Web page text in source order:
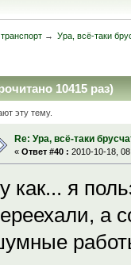
→ Ура, всё-таки
10415 раз)
эту тему.
Re: Ура, всё-таки
« Ответ #40 : 2010-10-18,
как... я
а